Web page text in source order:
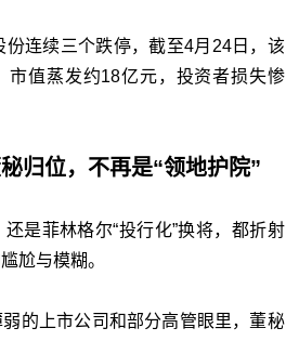
连续三个跌停，截至4月24日，该
市值蒸发约18亿元，投资者损失惨
归位，不再是“领地护院”
是菲林格尔“投行化”换将，都折射
尬与模糊。
的上市公司和部分高管眼里，董秘